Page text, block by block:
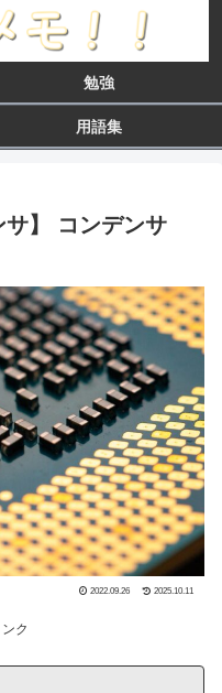
勉強
用語集
サ】 コンデンサ
2022.09.26 2025.10.11
ク